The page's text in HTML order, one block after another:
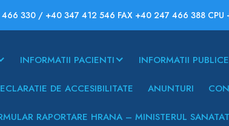
330 / +40 347 412 546 FAX +40 247 466 388 CPU
INFORMATII PACIENTI INFORMATII PUBLICE
DE ACCESIBILITATE ANUNTURI
RAPORTARE HRANA – MINISTERUL